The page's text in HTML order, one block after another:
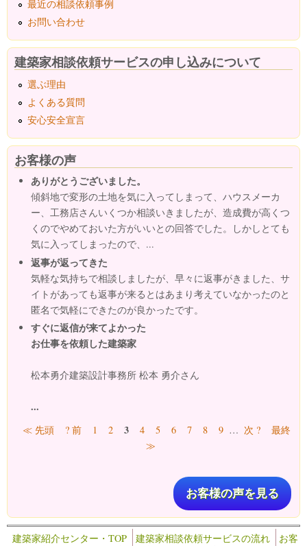
最近の相談依頼事例
お問い合わせ
建築家相談依頼サービスの申し込みについて
選ぶ理由
よくある質問
安心安全宣言
お客様の声
ありがとうございました。
傾斜地で変形の土地を気に入ってしまって、ハウスメーカ
ー、工務店さんいくつか相談いきましたが、造成費が高くつ
くのでやめておいた方がいいとの回答でした。しかしとても
気に入ってしまったので、...
返事が返ってきた
気軽な気持ちで相談しましたが、早々に返事がきました、サ
イトがあっても返事が来るとはあまり考えていなかったのと
匿名で気軽にできたのが良かったです。
すぐに返信が来てよかった
お仕事を依頼した建築家
松本勇介建築設計事務所 松本 勇介さん
...
ページ
≪ 先頭 ? 前 1 2 3 4 5 6 7 8 9 … 次 ?
最終
≫
お客様の声を見る
建築家紹介センター・TOP 建築家相談依頼サービスの流れ
お客